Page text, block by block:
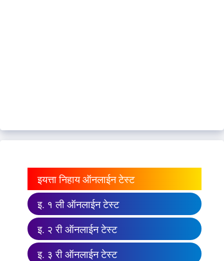
इयत्ता निहाय ऑनलाईन टेस्ट
इ. १ ली ऑनलाईन टेस्ट
इ. २ री ऑनलाईन टेस्ट
इ. ३ री ऑनलाईन टेस्ट